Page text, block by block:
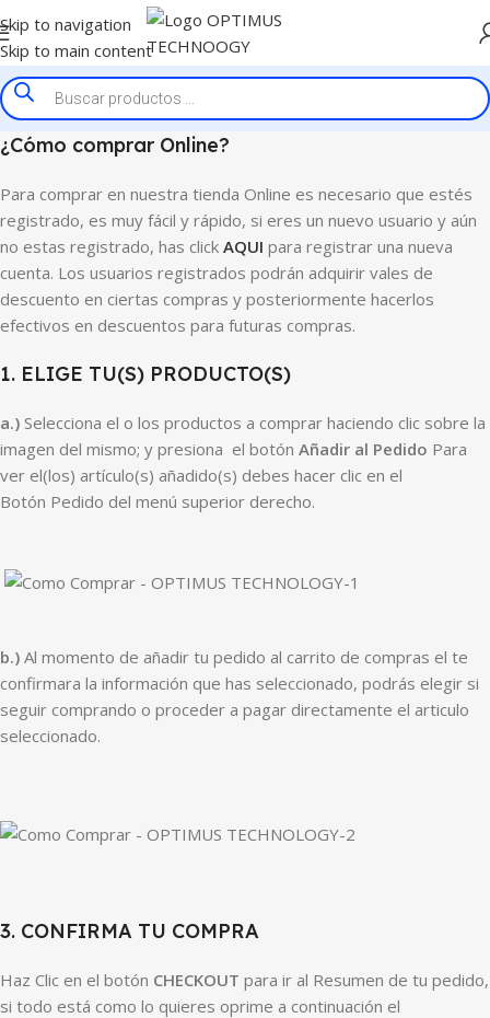
Skip to navigation
Skip to main content
¿Cómo comprar Online?
Para comprar en nuestra tienda Online es necesario que estés
registrado, es muy fácil y rápido, si eres un nuevo usuario y aún
no estas registrado, has click AQUI para registrar una nueva
cuenta. Los usuarios registrados podrán adquirir vales de
descuento en ciertas compras y posteriormente hacerlos
efectivos en descuentos para futuras compras.
1. ELIGE TU(S) PRODUCTO(S)
a.) Selecciona el o los productos a comprar haciendo clic sobre la
imagen del mismo; y presiona el botón Añadir al Pedido Para
ver el(los) artículo(s) añadido(s) debes hacer clic en el
Botón Pedido del menú superior derecho.
b.) Al momento de añadir tu pedido al carrito de compras el te
confirmara la información que has seleccionado, podrás elegir si
seguir comprando o proceder a pagar directamente el articulo
seleccionado.
3. CONFIRMA TU COMPRA
Haz Clic en el botón CHECKOUT para ir al Resumen de tu pedido,
si todo está como lo quieres oprime a continuación el